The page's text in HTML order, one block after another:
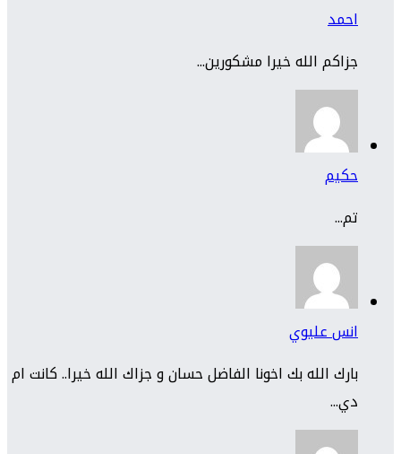
احمد
جزاكم الله خيرا مشكورين...
حكيم
تم...
انس عليوي
بارك الله بك اخونا الفاضل حسان و جزاك الله خيرا.. كانت ام
دي...